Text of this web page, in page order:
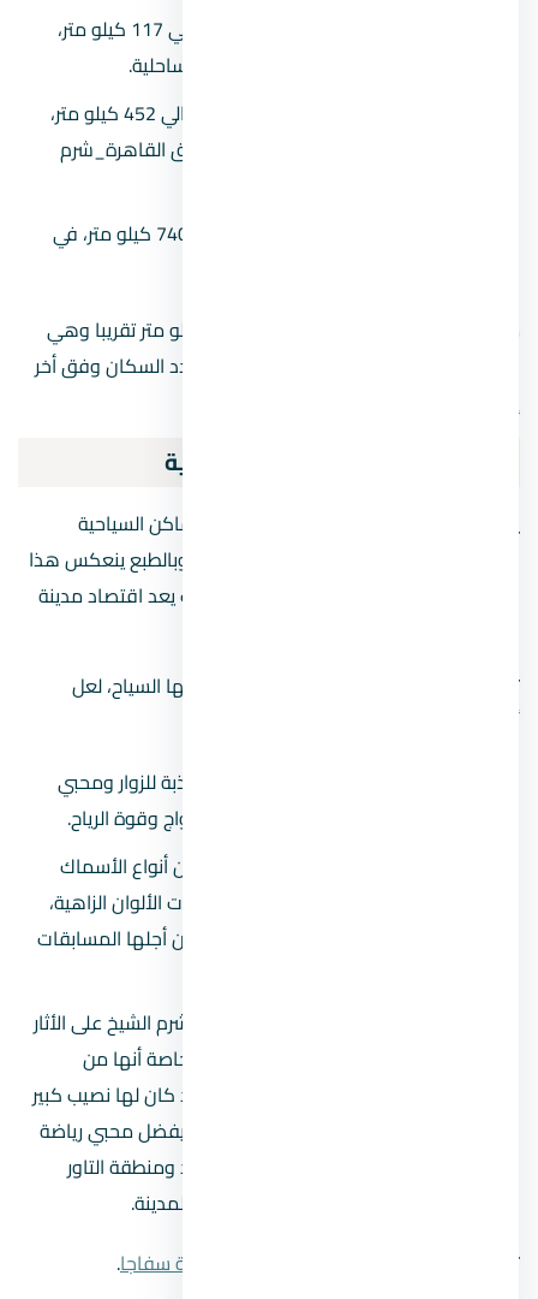
تبعد شرم الشيخ من مدينة الغردقة حوالي 117 كيلو متر،
وهي من أقرب المسافات مع المدن الساحلية.
تبعد شرم الشيخ من القاهرة الكبرى حوالي 452 كيلو متر،
ويمكنك الذهاب من خلال طريقين: طريق القاهرة_شرم
تبعد شرم الشيخ من الاسكندرية حوالي 740 كيلو متر، في
مهم تعرف إن أن مساحتها تبلغ نحو 480 كيلو متر تقريبا وهي
المساحة الأكبر في جنوب سيناء، كما يبلغ عدد السكان وفق أخر
إحصائية حوالي 35,000 نسمة.
أهمية مدينة شرم الشيخ السياحية
يتمتع هذا البلد السياحي بباقة كبيرة من الأماكن السياحية
والأنشطة المتعددة التي تخدم زوار المدينة، وبالطبع ينعكس هذا
الأمر بشكل إيجابي على اقتصاد المدينة، حيث يعد اقتصاد مدينة
توجد العديد من الأنشطة بالمدينة التي يفضلها السياح، لعل
أهمها ما يلي:
من الرياضات المائية الجاذبة للزوار ومحبي
التحكم بالقارب الشراعي مع تلاطم الأمواج وقوة الرياح.
تضم المنطقة العديد من أنواع الأسماك
المختلفة والنادرة، منها أسماك الزينة ذات الألوان الزاهية،
والأخرى هي أسماك الصيد التي تقام من أجلها المسابقات
تحتوي شواطئ مدينة شرم الشيخ على الأثار
النادرة والمناظر الخلابة في أعماقها، وخاصة أنها من
المناطق التي توجد على حدود مصر وقد كان لها نصيب كبير
من الحروب التي نشبت، والتي خلفت أثار يفضل محبي رياضة
الغوص رؤيتها، وتعد منطقة رأس محمد ومنطقة التاور
ورأس أم سيد من أهم أماكن الغوص بالمدينة.
تعرف ايضا علي
.